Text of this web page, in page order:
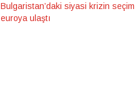
Bulgaristan’daki siyasi krizin
euroya ulaştı